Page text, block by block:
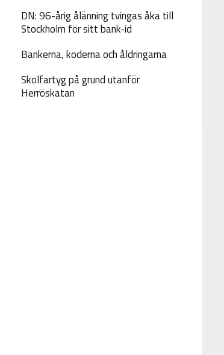
DN: 96-årig ålänning tvingas åka till
Stockholm för sitt bank-id
Bankerna, koderna och åldringarna
Skolfartyg på grund utanför
Herröskatan